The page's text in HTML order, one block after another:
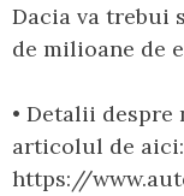
Dacia va trebui
de milioane de
• Detalii
articolul de aici:
https://